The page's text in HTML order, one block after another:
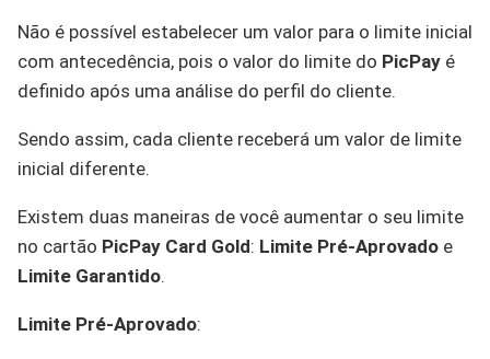
Não é possível estabelecer um valor para o limite inicial
com antecedência, pois o valor do limite do PicPay é
definido após uma análise do perfil do cliente.
Sendo assim, cada cliente receberá um valor de limite
inicial diferente.
Existem duas maneiras de você aumentar o seu limite
no cartão PicPay Card Gold: Limite Pré-Aprovado e
Limite Garantido.
Limite Pré-Aprovado: